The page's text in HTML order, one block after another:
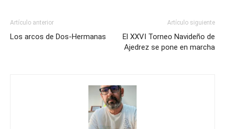
Artículo anterior
Los arcos de Dos-Hermanas
Artículo siguiente
El XXVI Torneo Navideño de
Ajedrez se pone en marcha